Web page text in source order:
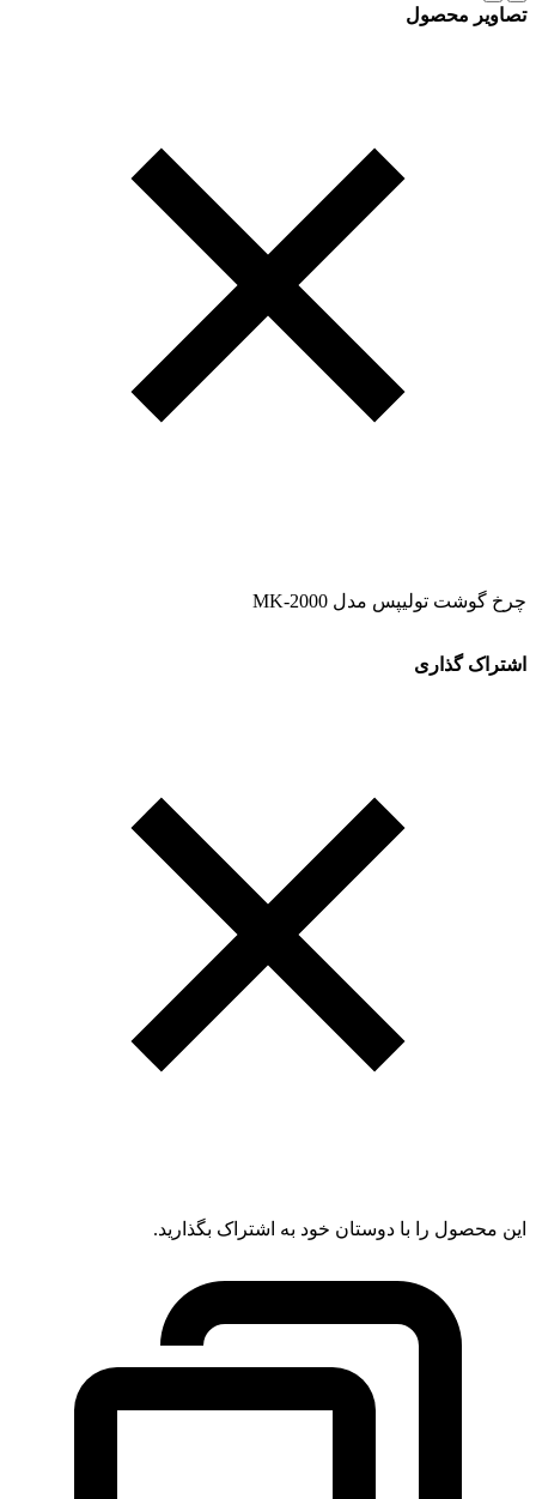
تصاویر محصول
چرخ گوشت تولیپس مدل MK-2000
اشتراک گذاری
این محصول را با دوستان خود به اشتراک بگذارید.